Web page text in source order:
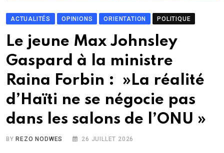
ACTUALITÉS OPINIONS ORIENTATION POLITIQUE
Le jeune Max Johnsley
Gaspard à la ministre
Raina Forbin : »La réalité
d’Haïti ne se négocie pas
dans les salons de l’ONU »
BYREZO NODWES 26 JUILLET 2026